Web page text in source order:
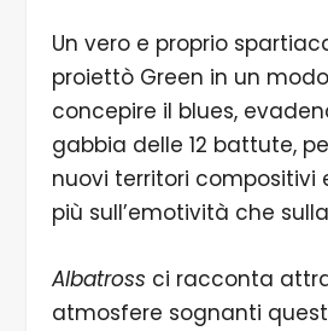
Un vero e proprio
proiettò Green in un
concepire il blues,
gabbia delle 12 battute,
nuovi territori compositivi
più sull’emotività che
Albatross ci racconta
atmosfere sognanti